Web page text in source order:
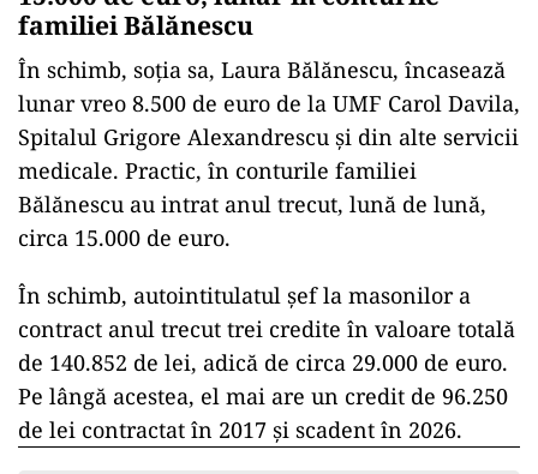
familiei Bălănescu
În schimb, soția sa, Laura Bălănescu, încasează
lunar vreo 8.500 de euro de la UMF Carol Davila,
Spitalul Grigore Alexandrescu și din alte servicii
medicale. Practic, în conturile familiei
Bălănescu au intrat anul trecut, lună de lună,
circa 15.000 de euro.
În schimb, autointitulatul șef la masonilor a
contract anul trecut trei credite în valoare totală
de 140.852 de lei, adică de circa 29.000 de euro.
Pe lângă acestea, el mai are un credit de 96.250
de lei contractat în 2017 și scadent în 2026.